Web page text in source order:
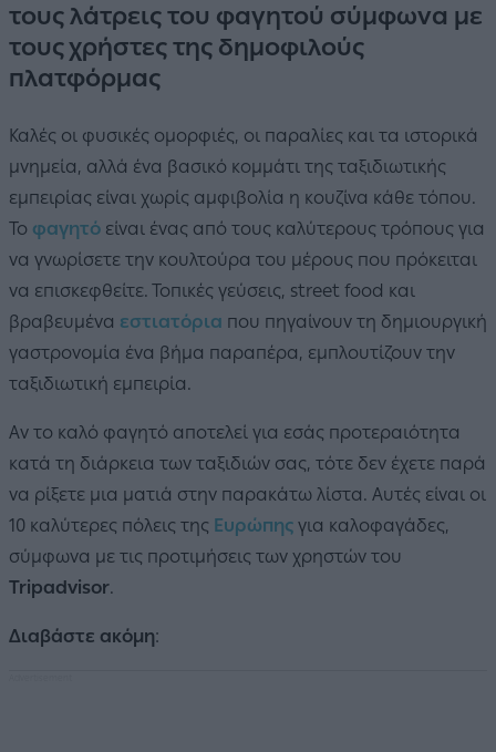
τους λάτρεις του φαγητού σύμφωνα με
τους χρήστες της δημοφιλούς
πλατφόρμας
Καλές οι φυσικές ομορφιές, οι παραλίες και τα ιστορικά
μνημεία, αλλά ένα βασικό κομμάτι της ταξιδιωτικής
εμπειρίας είναι χωρίς αμφιβολία η κουζίνα κάθε τόπου.
Το φαγητό είναι ένας από τους καλύτερους τρόπους για
να γνωρίσετε την κουλτούρα του μέρους που πρόκειται
να επισκεφθείτε. Τοπικές γεύσεις, street food και
βραβευμένα εστιατόρια που πηγαίνουν τη δημιουργική
γαστρονομία ένα βήμα παραπέρα, εμπλουτίζουν την
ταξιδιωτική εμπειρία.
Αν το καλό φαγητό αποτελεί για εσάς προτεραιότητα
κατά τη διάρκεια των ταξιδιών σας, τότε δεν έχετε παρά
να ρίξετε μια ματιά στην παρακάτω λίστα. Αυτές είναι οι
10 καλύτερες πόλεις της Ευρώπης για καλοφαγάδες,
σύμφωνα με τις προτιμήσεις των χρηστών του
Tripadvisor.
Διαβάστε ακόμη: